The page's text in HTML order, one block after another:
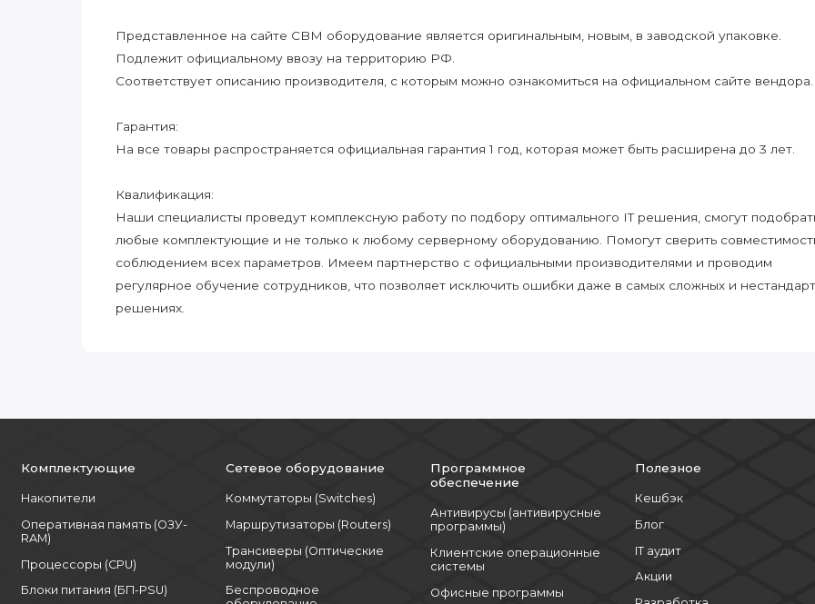
Представленное на сайте CBM оборудование является оригинальным, новым, в заводской упаковке.
Подлежит официальному ввозу на территорию РФ.
Соответствует описанию производителя, с которым можно ознакомиться на официальном сайте вендора.
Гарантия:
На все товары распространяется официальная гарантия 1 год, которая может быть расширена до 3 лет.
Квалификация:
Наши специалисты проведут комплексную работу по подбору оптимального IT решения, смогут
любые комплектующие и не только к любому серверному оборудованию. Помогут сверить
соблюдением всех параметров. Имеем партнерство с официальными производителями и проводим
регулярное обучение сотрудников, что позволяет исключить ошибки даже в самых сложных и
решениях.
Комплектующие
Накопители
Оперативная память (ОЗУ-
RAM)
Процессоры (CPU)
Блоки питания (БП-PSU)
Сетевое оборудование
Коммутаторы (Switches)
Маршрутизаторы (Routers)
Трансиверы (Оптические
модули)
Беспроводное
Программное
обеспечение
Антивирусы (антивирусные
программы)
Клиентские операционные
системы
Офисные программы
Полезное
Кешбэк
Блог
IT аудит
Акции